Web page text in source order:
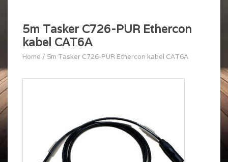
5m Tasker C726-PUR Ethercon
kabel CAT6A
Home / 5m Tasker C726-PUR Ethercon kabel CAT6A